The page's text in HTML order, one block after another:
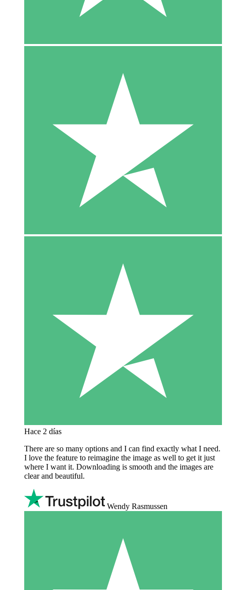
Hace 2 días
There are so many options and I can find exactly what I need.
I love the feature to reimagine the image as well to get it just
where I want it. Downloading is smooth and the images are
clear and beautiful.
Wendy Rasmussen